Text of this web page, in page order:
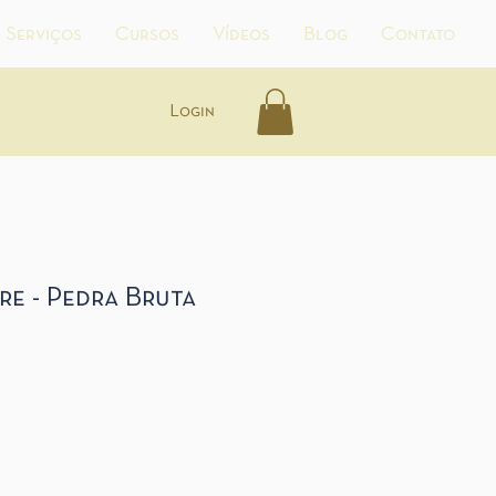
Login
- Pedra Bruta
Serviços Cursos Vídeos Blog Contato